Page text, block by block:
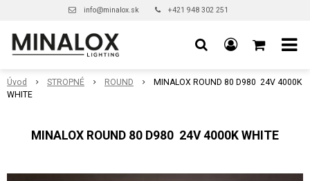
info@minalox.sk +421 948 302 251
Úvod STROPNÉ ROUND
MINALOX ROUND 80 D980 24V 4000K
WHITE
MINALOX ROUND 80 D980 24V 4000K WHITE